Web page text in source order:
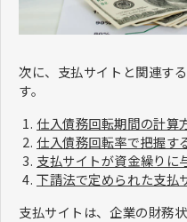
次に、支払サイトと関連す
す。
仕入債務回転期間の計算
仕入債務回転率で把握す
支払サイトが資金繰りに
下請法で定められた支払
支払サイトは、企業の財務